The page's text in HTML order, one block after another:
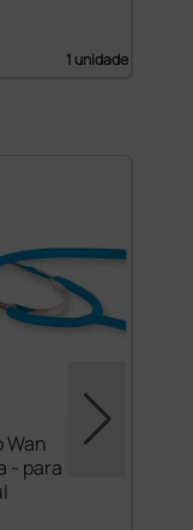
1 unidade
Wan
- para